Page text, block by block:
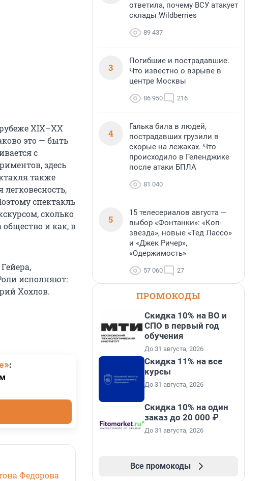
XIX–XX
это — быть
с
здесь
также
спектакль
сколько
и как, в
исполняют:
Хохлов.
:
Федорова
ответила, почему ВСУ атакует
склады Wildberries
89 437
3
Погибшие и пострадавшие.
Что известно о взрыве в
центре Москвы
86 950 216
4
Галька била в людей,
пострадавших грузили в
скорые на лежаках. Что
происходило в Геленджике
после атаки БПЛА
81 040
5
15 телесериалов августа —
выбор «Фонтанки»: «Коп-
звезда», новые «Тед Лассо»
и «Джек Ричер»,
«Одержимость»
57 060 27
ПРОМОКОДЫ
Скидка 10% на ВО и
СПО в первый год
обучения
До 31 августа, 2026
Скидка 11% на все
курсы
До 31 августа, 2026
Скидка 10% на один
заказ до 20 000 ₽
До 31 августа, 2026
Все промокоды